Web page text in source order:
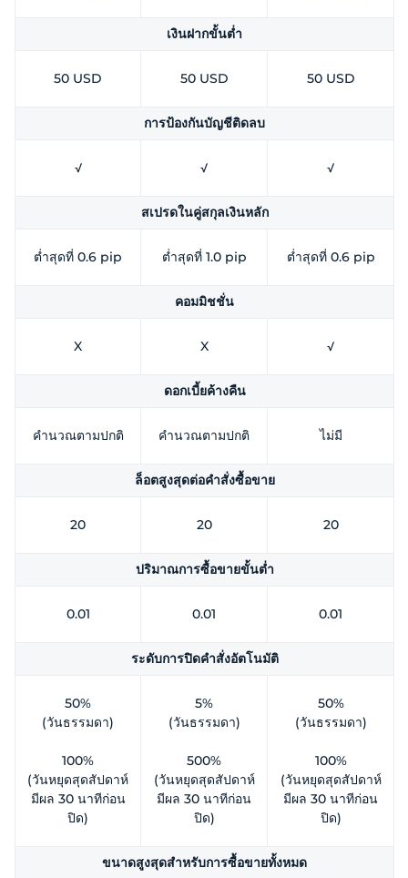
เงินฝากขั้นต่ำ
50 USD 50 USD 50 USD
การป้องกันบัญชีติดลบ
√ √ √
สเปรดในคู่สกุลเงินหลัก
ต่ำสุดที่ 0.6 pip ต่ำสุดที่ 1.0 pip ต่ำสุดที่ 0.6 pip
คอมมิชชั่น
X X √
ดอกเบี้ยค้างคืน
คำนวณตามปกติ คำนวณตามปกติ ไม่มี
ล็อตสูงสุดต่อคำสั่งซื้อขาย
20 20 20
ปริมาณการซื้อขายขั้นต่ำ
0.01 0.01 0.01
ระดับการปิดคำสั่งอัตโนมัติ
50%
(วันธรรมดา)
100%
(วันหยุดสุดสัปดาห์
มีผล 30 นาทีก่อน
ปิด)
5%
(วันธรรมดา)
500%
(วันหยุดสุดสัปดาห์
มีผล 30 นาทีก่อน
ปิด)
50%
(วันธรรมดา)
100%
(วันหยุดสุดสัปดาห์
มีผล 30 นาทีก่อน
ปิด)
ขนาดสูงสุดสำหรับการซื้อขายทั้งหมด